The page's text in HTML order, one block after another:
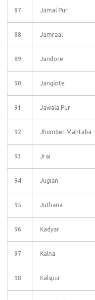
87 Jamal Pur
88 Jamraal
89 Jandore
90 Janglote
91 Jawala Pur
92 Jhumber Mahtaba
93 Jrai
94 Jugian
95 Juthana
96 Kadyar
97 Kalna
98 Kalspur